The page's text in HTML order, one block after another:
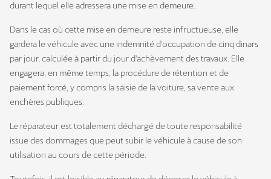
durant lequel elle adressera une mise en demeure.
Dans le cas où cette mise en demeure reste infructueuse, elle
gardera le véhicule avec une indemnité d'occupation de cinq dinars
par jour, calculée à partir du jour d'achèvement des travaux. Elle
engagera, en même temps, la procédure de rétention et de
paiement forcé, y compris la saisie de la voiture, sa vente aux
enchères publiques.
Le réparateur est totalement déchargé de toute responsabilité
issue des dommages que peut subir le véhicule à cause de son
utilisation au cours de cette période.